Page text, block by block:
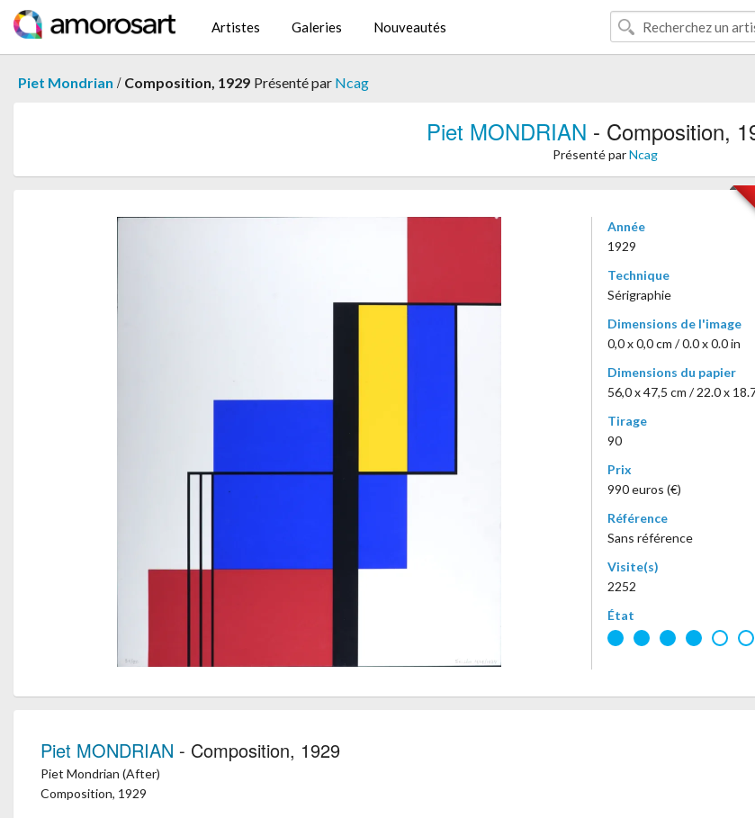
Artistes Galeries Nouveautés
Piet Mondrian / Composition, 1929 Présenté par Ncag
Piet MONDRIAN - Composition,
Présenté parNcag
Année
1929
Technique
Sérigraphie
Dimensions de l'image
0,0 x 0,0 cm / 0.0 x 0.0 in
Dimensions du papier
56,0 x 47,5 cm / 22.0 x
Tirage
90
Prix
990 euros (€)
Référence
Sans référence
Visite(s)
2252
État
Piet MONDRIAN - Composition, 1929
Piet Mondrian (After)
Composition, 1929